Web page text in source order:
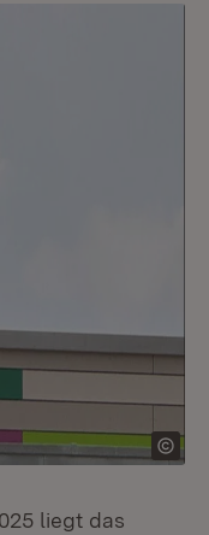
liegt das